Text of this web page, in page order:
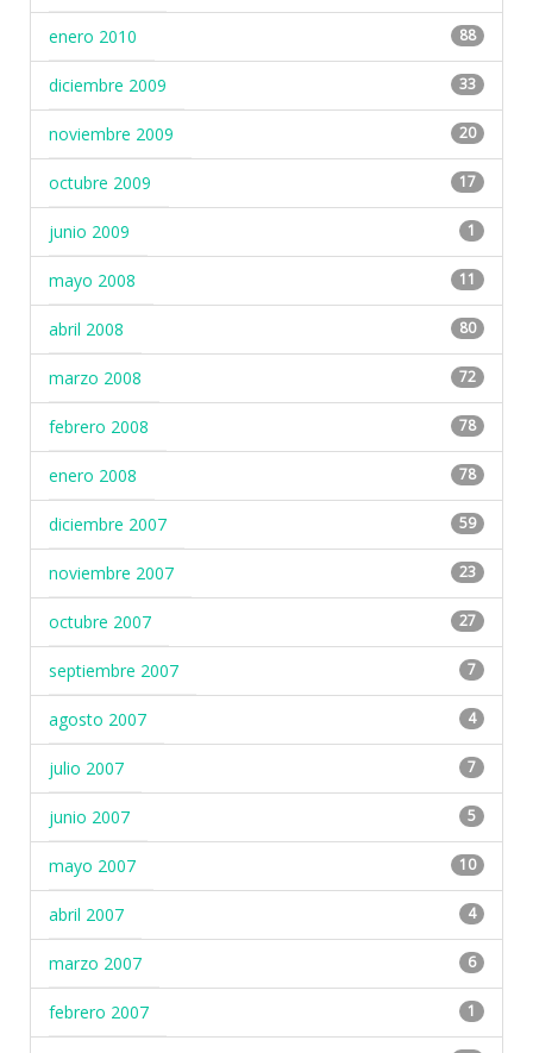
enero 2010 88
diciembre 2009 33
noviembre 2009 20
octubre 2009 17
junio 2009 1
mayo 2008 11
abril 2008 80
marzo 2008 72
febrero 2008 78
enero 2008 78
diciembre 2007 59
noviembre 2007 23
octubre 2007 27
septiembre 2007 7
agosto 2007 4
julio 2007 7
junio 2007 5
mayo 2007 10
abril 2007 4
marzo 2007 6
febrero 2007 1